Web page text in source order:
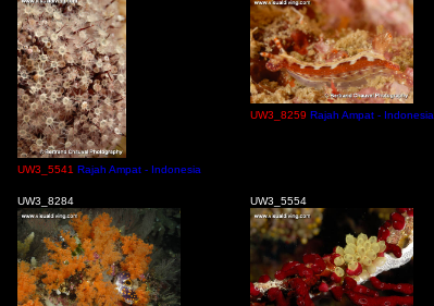
UW3_5541 Rajah Ampat - Indonesia
UW3_8259 Rajah Ampat - Indonesia
UW3_8284 UW3_5554